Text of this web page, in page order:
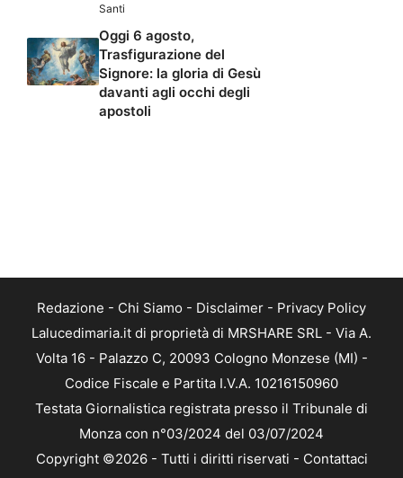
Santi
Oggi 6 agosto,
Trasfigurazione del
Signore: la gloria di Gesù
davanti agli occhi degli
apostoli
Redazione - Chi Siamo - Disclaimer - Privacy Policy
Lalucedimaria.it di proprietà di MRSHARE SRL - Via A.
Volta 16 - Palazzo C, 20093 Cologno Monzese (MI) -
Codice Fiscale e Partita I.V.A. 10216150960
Testata Giornalistica registrata presso il Tribunale di
Monza con n°03/2024 del 03/07/2024
Copyright ©2026 - Tutti i diritti riservati - Contattaci